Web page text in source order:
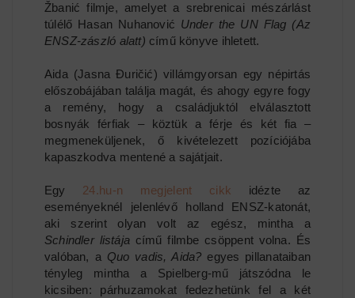
Žbanić filmje, amelyet a srebrenicai mészárlást
túlélő Hasan Nuhanović Under the UN Flag (Az
ENSZ-zászló alatt) című könyve ihletett.
Aida (Jasna Đuričić) villámgyorsan egy népirtás
előszobájában találja magát, és ahogy egyre fogy
a remény, hogy a családjuktól elválasztott
bosnyák férfiak – köztük a férje és két fia –
megmeneküljenek, ő kivételezett pozíciójába
kapaszkodva mentené a sajátjait.
Egy 24.hu-n megjelent cikk idézte az
eseményeknél jelenlévő holland ENSZ-katonát,
aki szerint olyan volt az egész, mintha a
Schindler listája című filmbe csöppent volna. És
valóban, a Quo vadis, Aida? egyes pillanataiban
tényleg mintha a Spielberg-mű játszódna le
kicsiben: párhuzamokat fedezhetünk fel a két